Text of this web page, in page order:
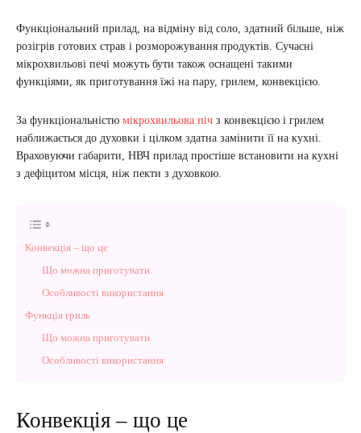
Функціональний прилад, на відміну від соло, здатний більше, ніж
розігрів готових страв і розморожування продуктів. Сучасні
мікрохвильові печі можуть бути також оснащені такими
функціями, як приготування їжі на пару, грилем, конвекцією.
За функціональністю мікрохвильова піч з конвекцією і грилем
наближається до духовки і цілком здатна замінити її на кухні.
Враховуючи габарити, НВЧ прилад простіше встановити на кухні
з дефіцитом місця, ніж пекти з духовкою.
Конвекція – що це
Що можна приготувати
Особливості використання
Функція гриль
Що можна приготувати
Особливості використання
Конвекція – що це